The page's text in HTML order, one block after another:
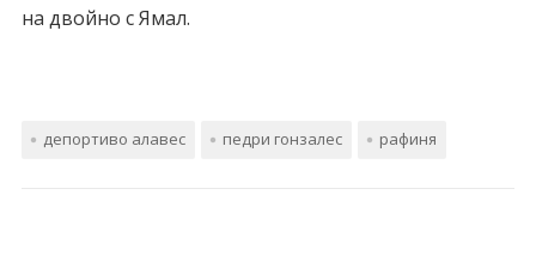
на двойно с Ямал.
депортиво алавес педри гонзалес рафиня